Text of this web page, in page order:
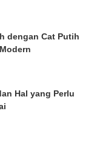
dengan Cat Putih
Hal yang Perlu